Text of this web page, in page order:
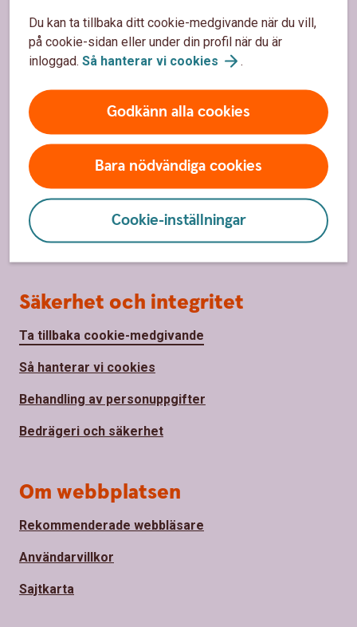
Du kan ta tillbaka ditt cookie-medgivande när du vill,
på cookie-sidan eller under din profil när du är
inloggad. Så hanterar vi cookies .
Godkänn alla cookies
Bara nödvändiga cookies
Cookie-inställningar
Priser, räntor och kurser
Om Sparbanken Nord
Hållbarhet
Vårt samhällsengagemang
Press
Jobba hososs
Säkerhet och integritet
Ta tillbaka cookie-medgivande
Så hanterar vi cookies
Behandling av personuppgifter
Bedrägeri och säkerhet
Om webbplatsen
Rekommenderade webbläsare
Användarvillkor
Sajtkarta